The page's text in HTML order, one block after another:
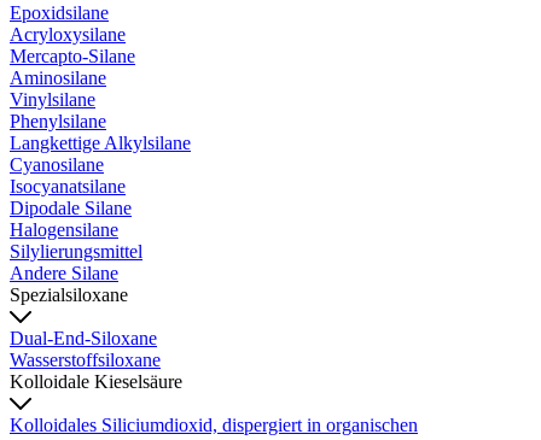
Epoxidsilane
Acryloxysilane
Mercapto-Silane
Aminosilane
Vinylsilane
Phenylsilane
Langkettige Alkylsilane
Cyanosilane
Isocyanatsilane
Dipodale Silane
Halogensilane
Silylierungsmittel
Andere Silane
Spezialsiloxane
Dual-End-Siloxane
Wasserstoffsiloxane
Kolloidale Kieselsäure
Kolloidales Siliciumdioxid, dispergiert in organischen